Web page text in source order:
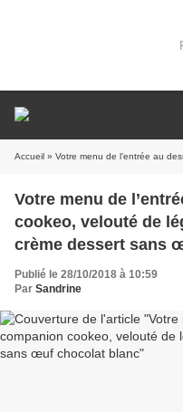
Accueil » Votre menu de l’entrée au dessert, companion
Votre menu de
cookeo, velouté de
crème dessert sans
Publié le 28/10/2018 à 10:59
Par Sandrine